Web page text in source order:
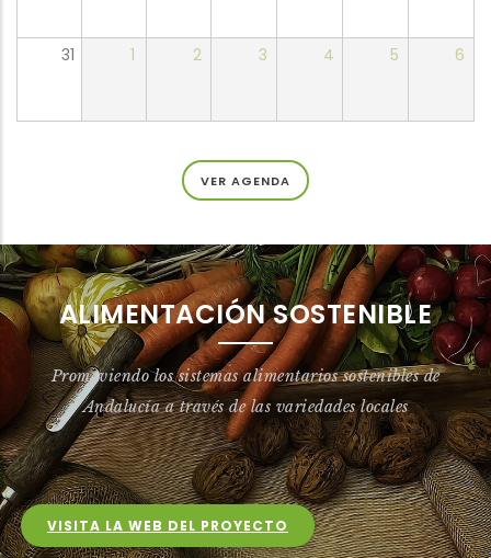
31 1 2 3 4 5 6
VER AGENDA
ALIMENTACIÓN SOSTENIBLE
Promoviendo los sistemas alimentarios sostenibles de
Andalucía a través de las variedades locales
VISITA LA WEB DEL PROYECTO